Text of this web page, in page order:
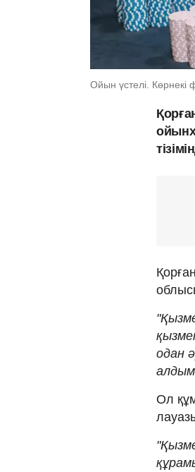
Ойын үстелі. Көрнекі
одан
Ол